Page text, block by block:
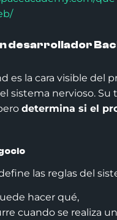
desarrollador
es la cara visible del
sistema nervioso. Su
determina si el
las reglas del
hacer qué,
cuando se realiza